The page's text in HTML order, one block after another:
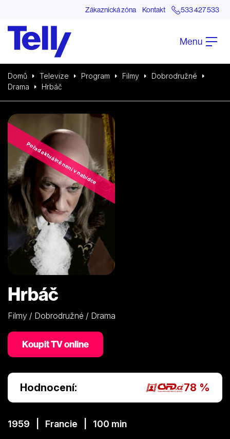
Zákaznická zóna Kontakt 533 427 533
Menu
Domů Televize Program Filmy
Dobrodružné
Drama
Hrbáč
Pořad aktuálně není v nabídce
Hrbáč
Filmy / Dobrodružné / Drama
Koupit TV online
Hodnocení: 78 %
1959 | Francie | 100 min